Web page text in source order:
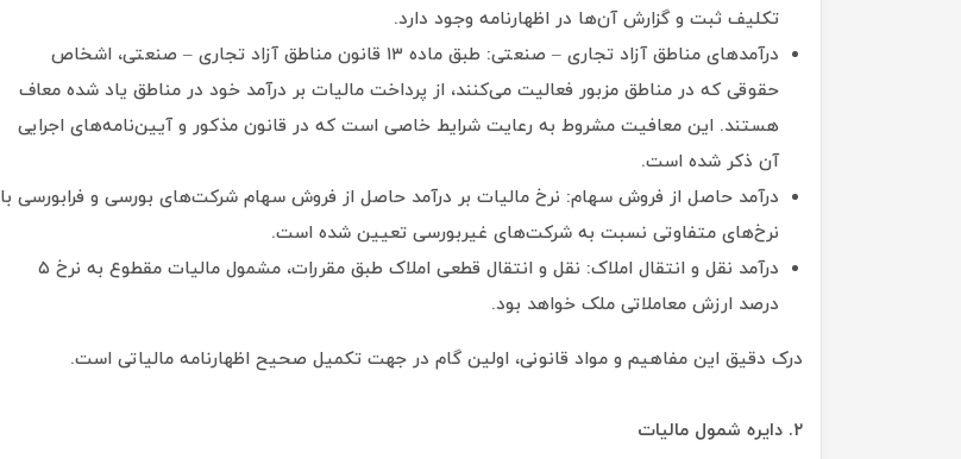
تکلیف ثبت و گزارش آن‌ها در اظهارنامه وجود دارد.
درآمدهای مناطق آزاد تجاری – صنعتی: طبق ماده ۱۳ قانون مناطق آزاد تجاری – صنعتی، اشخاص
حقوقی که در مناطق مزبور فعالیت می‌کنند، از پرداخت مالیات بر درآمد خود در مناطق یاد شده معاف
هستند. این معافیت مشروط به رعایت شرایط خاصی است که در قانون مذکور و آیین‌نامه‌های اجرایی
آن ذکر شده است.
درآمد حاصل از فروش سهام: نرخ مالیات بر درآمد حاصل از فروش سهام شرکت‌های بورسی و فرابورسی با
نرخ‌های متفاوتی نسبت به شرکت‌های غیربورسی تعیین شده است.
درآمد نقل و انتقال املاک: نقل و انتقال قطعی املاک طبق مقررات، مشمول مالیات مقطوع به نرخ ۵
درصد ارزش معاملاتی ملک خواهد بود.
درک دقیق این مفاهیم و مواد قانونی، اولین گام در جهت تکمیل صحیح اظهارنامه مالیاتی است.
۲. دایره شمول مالیات